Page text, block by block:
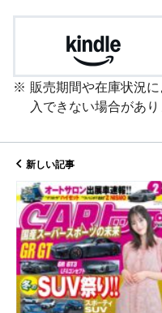
販売期間や在庫状況
入できない場合があ
新しい記事